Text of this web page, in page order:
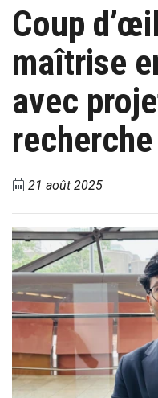
Coup
maîtrise
avec
21 août 2025